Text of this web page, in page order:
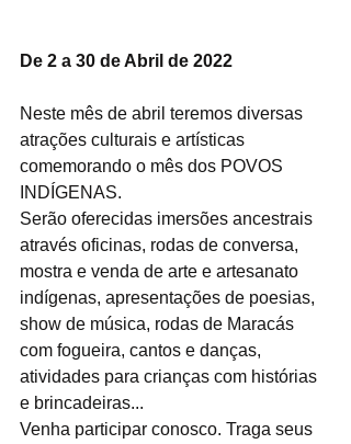
De 2 a 30 de Abril de 2022
Neste mês de abril teremos diversas
atrações culturais e artísticas
comemorando o mês dos POVOS
INDÍGENAS.
Serão oferecidas imersões ancestrais
através oficinas, rodas de conversa,
mostra e venda de arte e artesanato
indígenas, apresentações de poesias,
show de música, rodas de Maracás
com fogueira, cantos e danças,
atividades para crianças com histórias
e brincadeiras...
Venha participar conosco. Traga seus